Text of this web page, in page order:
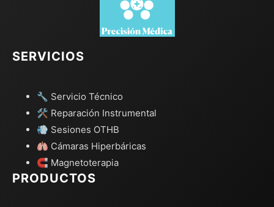
SERVICIOS
🔧 Servicio Técnico
🛠️ Reparación Instrumental
💨 Sesiones OTHB
🫁 Cámaras Hiperbáricas
🧲 Magnetoterapia
PRODUCTOS